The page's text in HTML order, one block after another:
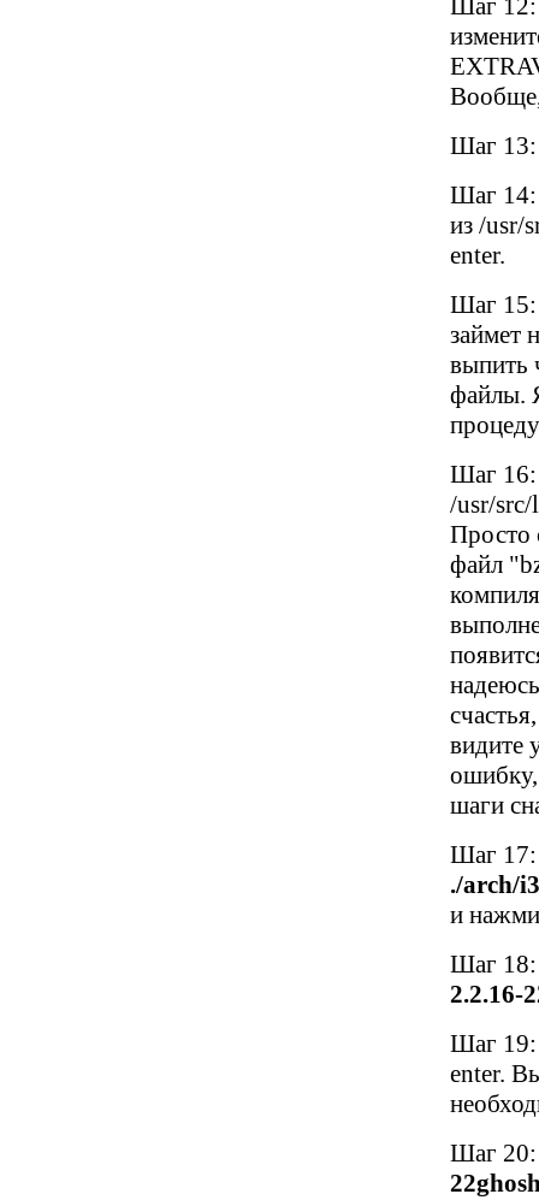
Шаг 12:
Вообще,
Шаг 13:
Шаг 14:
из /usr/
enter.
Шаг 15:
займет
выпить
файлы.
Шаг 16:
/usr/
Просто
файл
видите
ошибку,
шаги
Шаг 17:
./arch/
и
Шаг 18:
2.2.16-
Шаг 19:
enter.
Шаг 20: